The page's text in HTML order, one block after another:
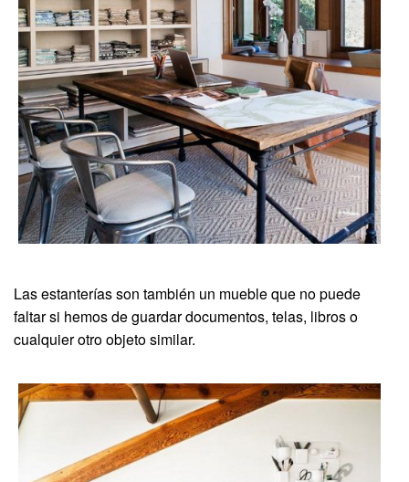
Las estanterías son también un mueble que no puede
faltar si hemos de guardar documentos, telas, libros o
cualquier otro objeto similar.